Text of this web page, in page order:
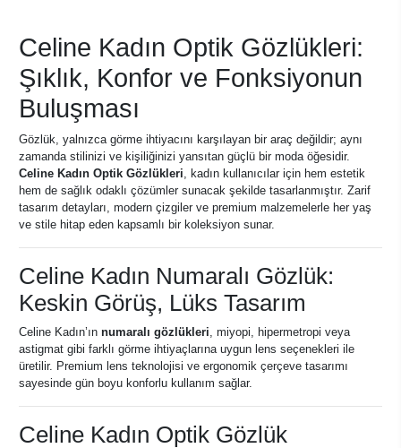
Celine Kadın Optik Gözlükleri:
Şıklık, Konfor ve Fonksiyonun
Buluşması
Gözlük, yalnızca görme ihtiyacını karşılayan bir araç değildir; aynı
zamanda stilinizi ve kişiliğinizi yansıtan güçlü bir moda öğesidir.
Celine Kadın Optik Gözlükleri, kadın kullanıcılar için hem estetik
hem de sağlık odaklı çözümler sunacak şekilde tasarlanmıştır. Zarif
tasarım detayları, modern çizgiler ve premium malzemelerle her yaş
ve stile hitap eden kapsamlı bir koleksiyon sunar.
Celine Kadın Numaralı Gözlük:
Keskin Görüş, Lüks Tasarım
Celine Kadın’ın numaralı gözlükleri, miyopi, hipermetropi veya
astigmat gibi farklı görme ihtiyaçlarına uygun lens seçenekleri ile
üretilir. Premium lens teknolojisi ve ergonomik çerçeve tasarımı
sayesinde gün boyu konforlu kullanım sağlar.
Celine Kadın Optik Gözlük